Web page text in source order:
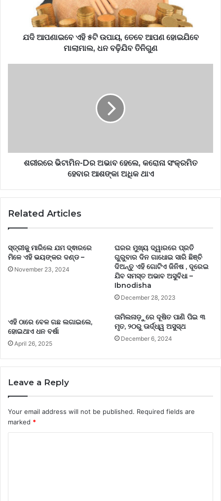
ଯଦି ଆପଣାଇବେ ଏହି ୫ଟି ଉପାୟ, ତେବେ ଆପଣ ହୋଇଯିବେ
ମାଲାମାଲ, ଧନ ବଢ଼ିଯିବ ତିନିଗୁଣ
ଶରୀରରେ ଭିଟାମିନ-Dର ଅଭାବ ହେଲେ, କରୋନା ସଂକ୍ରମିତ
ହେବାର ଆଶଙ୍କା ଅଧିକ ଥାଏ
Related Articles
ସ୍ତ୍ରୀକୁ ମାରିଲେ ଯମ ଦ୍ଵାରରେ
ମିଳେ ଏହି ଭୟଙ୍କର ଦଣ୍ଡ –
November 23, 2024
ଘରର ମୁଖ୍ୟ ଦ୍ୱାରରେ ପ୍ରତି
ଗୁରୁବାର ଦିନ ଗାଧୋଇ ସାରି ଛିଞ୍ଚି
ଦିଅନ୍ତୁ ଏହି ଗୋଟିଏ ଜିନିଷ , ଦୂରେଇ
ଯିବ ସମସ୍ତ ଅଭାବ ଅସୁବିଧା –
Ibnodisha
December 28, 2023
ଏହି ଠାରେ ବେଳ ଗଛ ଲଗାଇଲେ,
ହୋଇଥାଏ ଧନ ବର୍ଷା
April 26, 2025
ତାମିଲନାଡ଼ୁରେ ଦୂଷିତ ପାଣି ପିଇ ୩
ମୃତ, ୨୦ରୁ ଊର୍ଦ୍ଧ୍ୱ ଅସୁସ୍ଥ
December 6, 2024
Leave a Reply
Your email address will not be published. Required fields are
marked *